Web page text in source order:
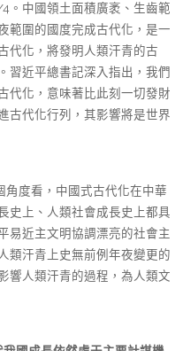
。中國領土面積廣袤、生齒範
範圍的國度完成古代化，是一
代化，將發明人類汗青的古
習近平總書記深入指出，我們
代化，意味著比此刻一切發財
古代化行列，其影響將是世界
度看，中國式古代化在中華
史上、人類社會成長史上都具
易近主文明協調漂亮的社會主
類汗青上史無前例年夜變更的
響人類汗青的過程，為人類文